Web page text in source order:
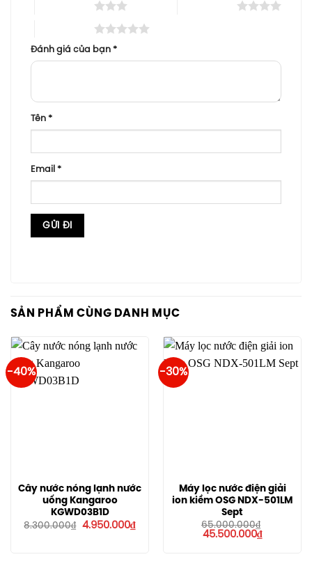
Đánh giá của bạn *
Tên *
Email *
SẢN PHẨM CÙNG DANH MỤC
-40%
Cây nước nóng lạnh nước
uống Kangaroo
KGWD03B1D
8.300.000₫
Giá
4.950.000₫Giá
hiện
-30%
Máy lọc nước điện giải
ion kiềm OSG NDX-501LM
Sept
65.000.000₫
Giá
45.500.000₫Giá
hiện